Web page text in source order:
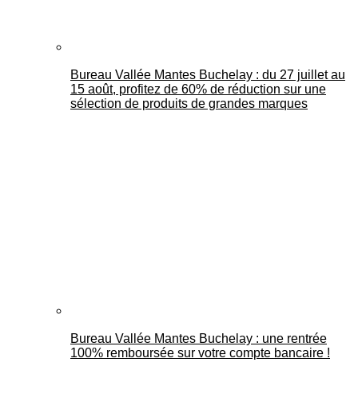
Bureau Vallée Mantes Buchelay : du 27 juillet au
15 août, profitez de 60% de réduction sur une
sélection de produits de grandes marques
Bureau Vallée Mantes Buchelay : une rentrée
100% remboursée sur votre compte bancaire !